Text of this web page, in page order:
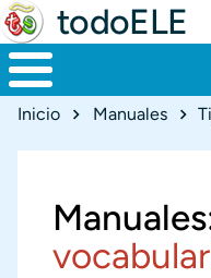
todoELE
Ruta de
Inicio Manuales